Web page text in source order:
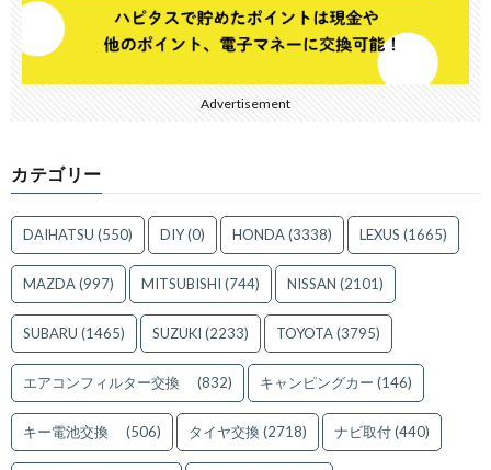
Advertisement
カテゴリー
DAIHATSU (550) DIY(0) HONDA(3338) LEXUS (1665)
MAZDA(997) MITSUBISHI (744) NISSAN (2101)
SUBARU (1465) SUZUKI (2233) TOYOTA(3795)
エアコンフィルター交換 (832) キャンピングカー (146)
キー電池交換 (506) タイヤ交換(2718) ナビ取付(440)